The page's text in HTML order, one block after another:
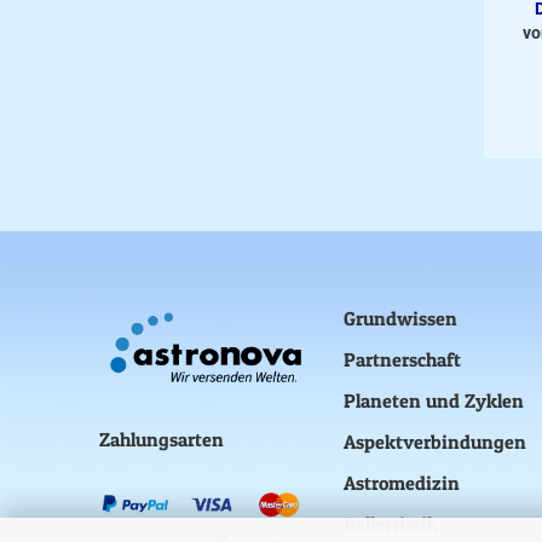
Zahlungsarten
Grundwissen
Partnerschaft
Planeten und Zyklen
Aspektverbindungen
Astromedizin
Belletristik